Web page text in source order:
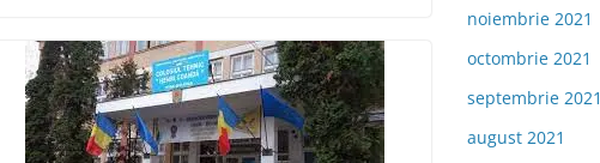
noiembrie 2021
octombrie 2021
septembrie 2021
august 2021